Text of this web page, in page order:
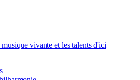
vivante et les talents d'ici